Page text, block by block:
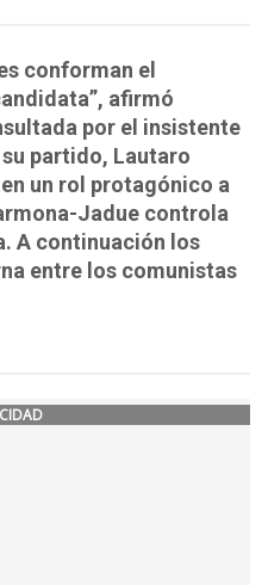
conforman el
afirmó
por el insistente
partido, Lautaro
un rol protagónico a
Jadue controla
A continuación los
entre los comunistas